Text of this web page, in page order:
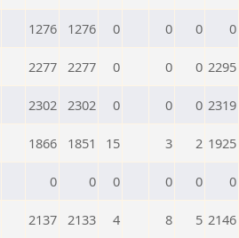
1276 1276 0 0 0 0
2277 2277 0 0 0 2295
2302 2302 0 0 0 2319
1866 1851 15 3 2 1925
0 0 0 0 0 0
2137 2133 4 8 5 2146